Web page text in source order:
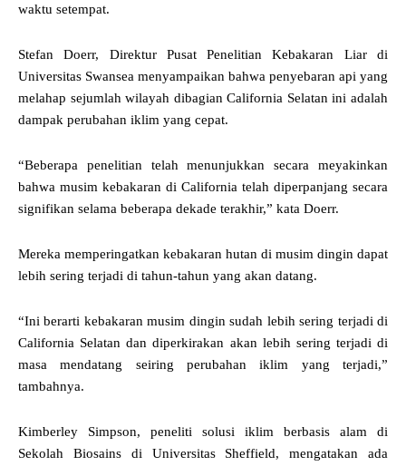
waktu setempat.
Stefan Doerr, Direktur Pusat Penelitian Kebakaran Liar di
Universitas Swansea menyampaikan bahwa penyebaran api yang
melahap sejumlah wilayah dibagian California Selatan ini adalah
dampak perubahan iklim yang cepat.
“Beberapa penelitian telah menunjukkan secara meyakinkan
bahwa musim kebakaran di California telah diperpanjang secara
signifikan selama beberapa dekade terakhir,” kata Doerr.
Mereka memperingatkan kebakaran hutan di musim dingin dapat
lebih sering terjadi di tahun-tahun yang akan datang.
“Ini berarti kebakaran musim dingin sudah lebih sering terjadi di
California Selatan dan diperkirakan akan lebih sering terjadi di
masa mendatang seiring perubahan iklim yang terjadi,”
tambahnya.
Kimberley Simpson, peneliti solusi iklim berbasis alam di
Sekolah Biosains di Universitas Sheffield, mengatakan ada